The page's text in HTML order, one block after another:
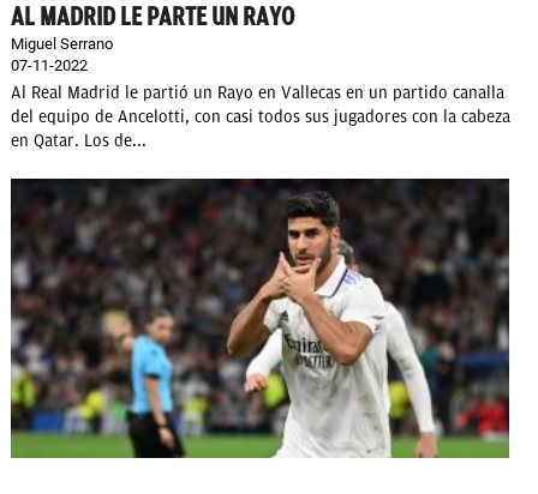
AL MADRID LE PARTE UN RAYO
Miguel Serrano
07-11-2022
Al Real Madrid le partió un Rayo en Vallecas en un partido canalla
del equipo de Ancelotti, con casi todos sus jugadores con la cabeza
en Qatar. Los de...